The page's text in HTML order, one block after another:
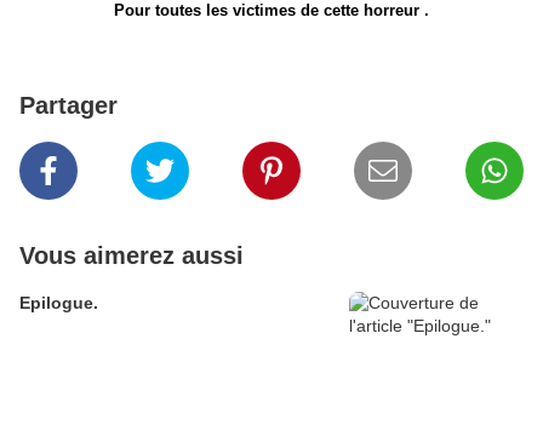
Pour toutes les victimes de cette horreur .
Partager
Vous aimerez aussi
Epilogue.